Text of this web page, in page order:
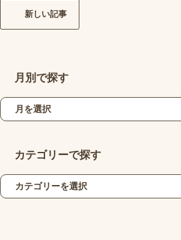
新しい記事
月別で探す
カテゴリーで探す